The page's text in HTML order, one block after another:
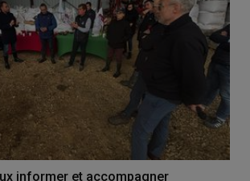
informer et accompagner